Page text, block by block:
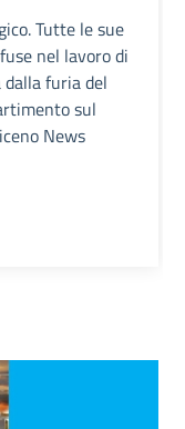
Tutte le sue
nel lavoro di
furia del
sul
News